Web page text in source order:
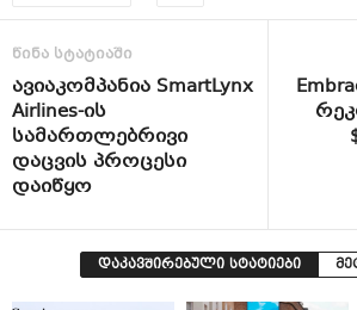
წინა სტატიაში
ავიაკომპანია SmartLynx
Airlines-ის
სამართლებრივი
დაცვის პროცესი
დაიწყო
დაკავშირებული სტატიები